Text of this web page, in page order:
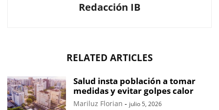
Redacción IB
RELATED ARTICLES
Salud insta población a tomar
medidas y evitar golpes calor
Mariluz Florian - julio 5, 2026